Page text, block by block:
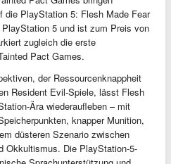
die PlayStation 5: Flesh Made Fear
5 und ist zum Preis von
zugleich die erste
Pact Games.
der Ressourcenknappheit
Resident Evil-Spiele, lässt Flesh
Ära wiederaufleben – mit
knapper Munition,
düsteren Szenario zwischen
Okkultismus. Die PlayStation-5-